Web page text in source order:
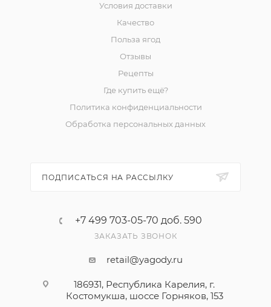
Условия доставки
Качество
Польза ягод
Отзывы
Рецепты
Где купить ещё?
Политика конфиденциальности
Обработка персональных данных
ПОДПИСАТЬСЯ НА РАССЫЛКУ
+7 499 703-05-70 доб. 590
ЗАКАЗАТЬ ЗВОНОК
retail@yagody.ru
186931, Республика Карелия, г.
Костомукша, шоссе Горняков, 153